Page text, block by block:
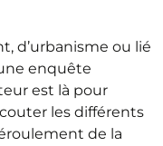
d’urbanisme ou lié
enquête
est là pour
les différents
de la